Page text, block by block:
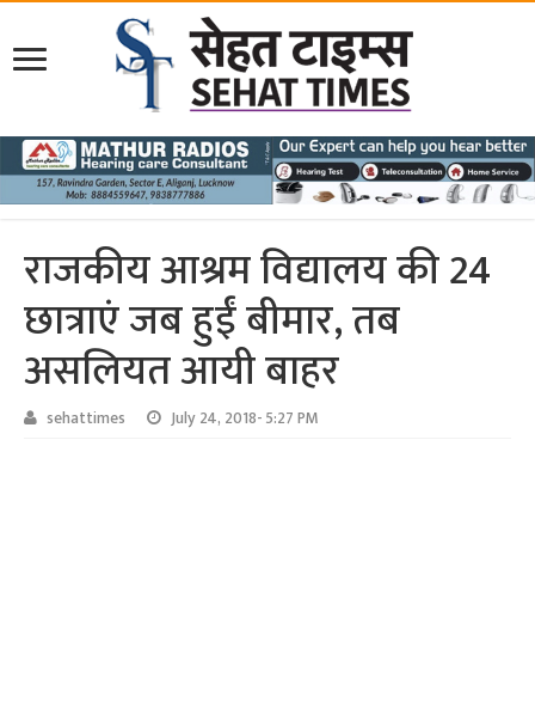
राजकीय आश्रम विद्यालय की 24
छात्राएं जब हुईं बीमार, तब
असलियत आयी बाहर
sehattimes July 24, 2018- 5:27 PM